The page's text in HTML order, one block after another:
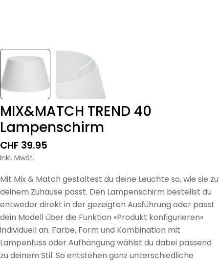
MIX&MATCH TREND 40
Lampenschirm
Regulärer
Preis
CHF 39.95
Inkl. MwSt.
Mit Mix & Match gestaltest du deine Leuchte so, wie sie zu
deinem Zuhause passt. Den Lampenschirm bestellst du
entweder direkt in der gezeigten Ausführung oder passt
dein Modell über die Funktion «Produkt konfigurieren»
individuell an. Farbe, Form und Kombination mit
Lampenfuss oder Aufhängung wählst du dabei passend
zu deinem Stil. So entstehen ganz unterschiedliche